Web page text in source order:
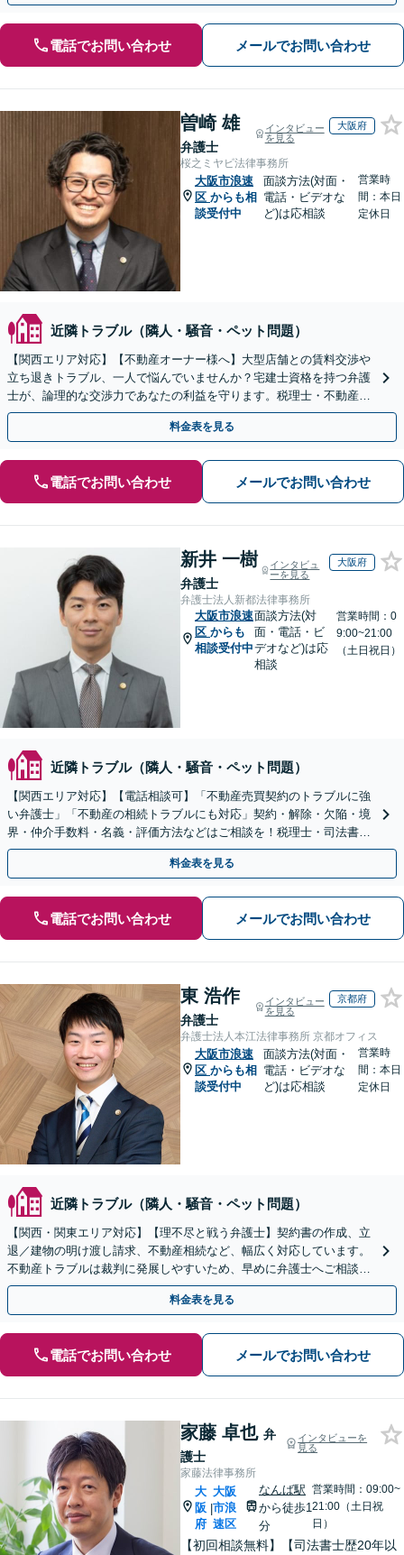
電話でお問い合わせ メールでお問い合わせ
曽崎 雄
弁護士
インタビュー
を見る
大阪府
桜之ミヤビ法律事務所
大阪市浪速
区 からも相
談受付中
面談方法(対面・
電話・ビデオな
ど)は応相談
営業時
間：本日
定休日
近隣トラブル（隣人・騒音・ペット問題）
【関西エリア対応】【不動産オーナー様へ】大型店舗との賃料交渉や
立ち退きトラブル、一人で悩んでいませんか？宅建士資格を持つ弁護
士が、論理的な交渉力であなたの利益を守ります。税理士・不動産鑑
定士等と連携し、複雑な案件もワンストップで解決へ。
料金表を見る
電話でお問い合わせ メールでお問い合わせ
新井 一樹
弁護士
インタビュ
ーを見る
大阪府
弁護士法人新都法律事務所
大阪市浪速
区 からも
相談受付中
面談方法(対
面・電話・ビ
デオなど)は応
相談
営業時間：0
9:00~21:00
（土日祝日）
近隣トラブル（隣人・騒音・ペット問題）
【関西エリア対応】【電話相談可】「不動産売買契約のトラブルに強
い弁護士」「不動産の相続トラブルにも対応」契約・解除・欠陥・境
界・仲介手数料・名義・評価方法などはご相談を！税理士・司法書
士・不動産業者などと連携対応◎【英語・韓国語対応】
料金表を見る
電話でお問い合わせ メールでお問い合わせ
東 浩作
弁護士
インタビュー
を見る
京都府
弁護士法人本江法律事務所 京都オフィス
大阪市浪速
区 からも相
談受付中
面談方法(対面・
電話・ビデオな
ど)は応相談
営業時
間：本日
定休日
近隣トラブル（隣人・騒音・ペット問題）
【関西・関東エリア対応】【理不尽と戦う弁護士】契約書の作成、立
退／建物の明け渡し請求、不動産相続など、幅広く対応しています。
不動産トラブルは裁判に発展しやすいため、早めに弁護士へご相談く
ださい。【電話・メール・WEB相談可】
料金表を見る
電話でお問い合わせ メールでお問い合わせ
家藤 卓也 弁
護士
インタビューを
見る
家藤法律事務所
大
阪
府
|
大阪
市浪
速区
なんば駅
から徒歩1
分
営業時間：09:00~
21:00（土日祝
日）
【初回相談無料】【司法書士歴20年以